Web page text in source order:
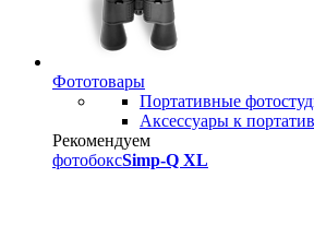
Фототовары
Портативные
Аксессуары к
Рекомендуем
фотобоксSimp-Q XL